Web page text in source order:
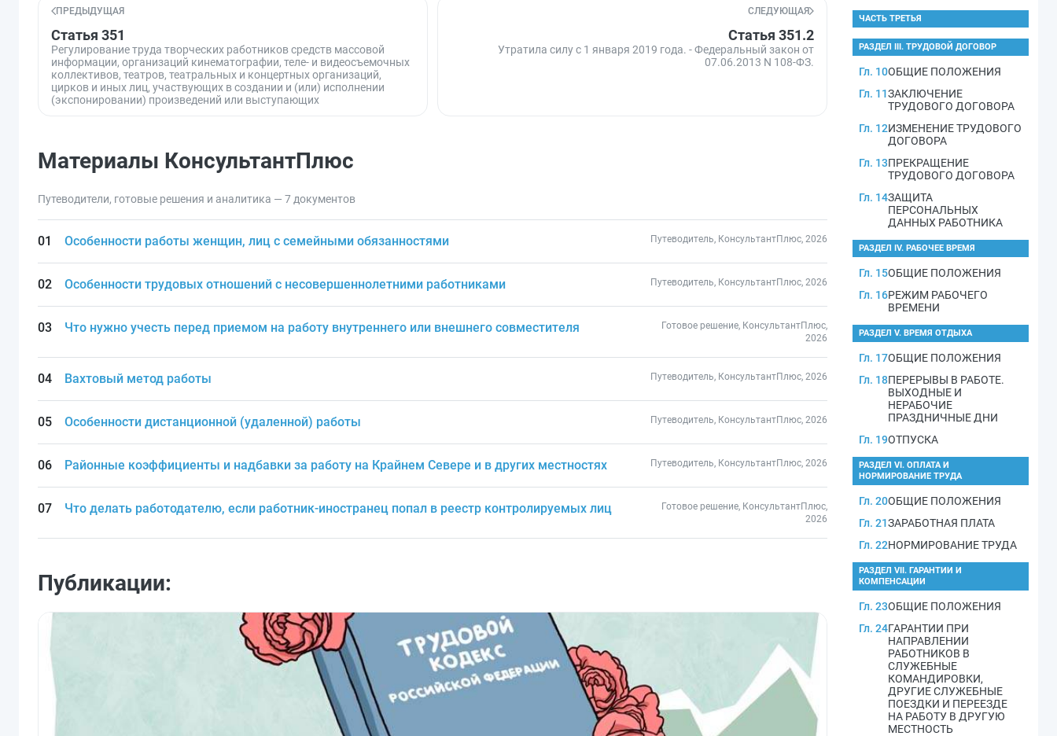
ПРЕДЫДУЩАЯ
Статья 351
Регулирование труда творческих работников средств массовой
информации, организаций кинематографии, теле- и видеосъемочных
коллективов, театров, театральных и концертных организаций,
цирков и иных лиц, участвующих в создании и (или) исполнении
(экспонировании) произведений или выступающих
СЛЕДУЮЩАЯ
Статья 351.2
Утратила силу с 1 января 2019 года. - Федеральный закон от
07.06.2013 N 108-ФЗ.
Материалы КонсультантПлюс
Путеводители, готовые решения и аналитика — 7 документов
Особенности работы женщин, лиц с семейными обязанностями Путеводитель, КонсультантПлюс, 2026
Особенности трудовых отношений с несовершеннолетними работниками Путеводитель, КонсультантПлюс, 2026
Что нужно учесть перед приемом на работу внутреннего или внешнего совместителя
Готовое решение, КонсультантПлюс,
2026
Вахтовый метод работы Путеводитель, КонсультантПлюс, 2026
Особенности дистанционной (удаленной) работы Путеводитель, КонсультантПлюс, 2026
Районные коэффициенты и надбавки за работу на Крайнем Севере и в других местностях Путеводитель, КонсультантПлюс, 2026
Что делать работодателю, если работник-иностранец попал в реестр контролируемых лиц
Готовое решение, КонсультантПлюс,
2026
Публикации:
ЧАСТЬ ТРЕТЬЯ
РАЗДЕЛ III. ТРУДОВОЙ ДОГОВОР
Гл. 10ОБЩИЕ ПОЛОЖЕНИЯ
Гл. 11ЗАКЛЮЧЕНИЕ
ТРУДОВОГО ДОГОВОРА
Гл. 12ИЗМЕНЕНИЕ ТРУДОВОГО
ДОГОВОРА
Гл. 13ПРЕКРАЩЕНИЕ
ТРУДОВОГО ДОГОВОРА
Гл. 14ЗАЩИТА
ПЕРСОНАЛЬНЫХ
ДАННЫХ РАБОТНИКА
РАЗДЕЛ IV. РАБОЧЕЕ ВРЕМЯ
Гл. 15ОБЩИЕ ПОЛОЖЕНИЯ
Гл. 16РЕЖИМ РАБОЧЕГО
ВРЕМЕНИ
РАЗДЕЛ V. ВРЕМЯ ОТДЫХА
Гл. 17ОБЩИЕ ПОЛОЖЕНИЯ
Гл. 18ПЕРЕРЫВЫ В РАБОТЕ.
ВЫХОДНЫЕ И
НЕРАБОЧИЕ
ПРАЗДНИЧНЫЕ ДНИ
Гл. 19ОТПУСКА
РАЗДЕЛ VI. ОПЛАТА И
НОРМИРОВАНИЕ ТРУДА
Гл. 20ОБЩИЕ ПОЛОЖЕНИЯ
Гл. 21ЗАРАБОТНАЯ ПЛАТА
Гл. 22НОРМИРОВАНИЕ ТРУДА
РАЗДЕЛ VII. ГАРАНТИИ И
КОМПЕНСАЦИИ
Гл. 23ОБЩИЕ ПОЛОЖЕНИЯ
Гл. 24ГАРАНТИИ ПРИ
НАПРАВЛЕНИИ
РАБОТНИКОВ В
СЛУЖЕБНЫЕ
КОМАНДИРОВКИ,
ДРУГИЕ СЛУЖЕБНЫЕ
ПОЕЗДКИ И ПЕРЕЕЗДЕ
НА РАБОТУ В ДРУГУЮ
МЕСТНОСТЬ